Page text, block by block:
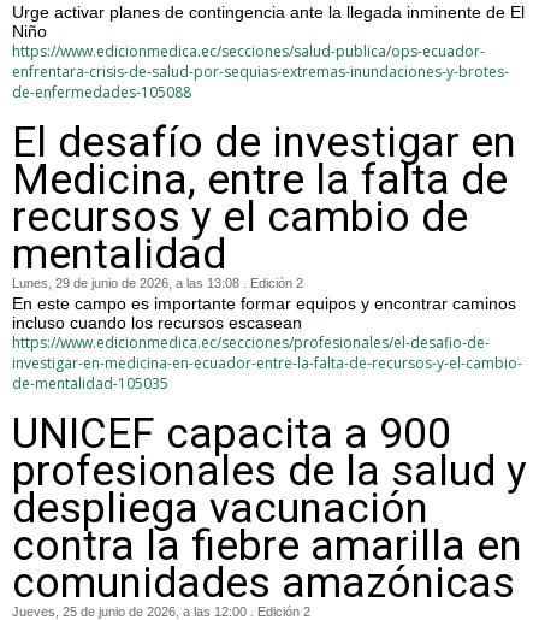
Urge activar planes de contingencia ante la llegada inminente de El
Niño
https://www.edicionmedica.ec/secciones/salud-publica/ops-ecuador-
enfrentara-crisis-de-salud-por-sequias-extremas-inundaciones-y-brotes-
de-enfermedades-105088
El desafío de investigar en
Medicina, entre la falta de
recursos y el cambio de
mentalidad
Lunes, 29 de junio de 2026, a las 13:08 . Edición 2
En este campo es importante formar equipos y encontrar caminos
incluso cuando los recursos escasean
https://www.edicionmedica.ec/secciones/profesionales/el-desafio-de-
investigar-en-medicina-en-ecuador-entre-la-falta-de-recursos-y-el-cambio-
de-mentalidad-105035
UNICEF capacita a 900
profesionales de la salud y
despliega vacunación
contra la fiebre amarilla en
comunidades amazónicas
Jueves, 25 de junio de 2026, a las 12:00 . Edición 2